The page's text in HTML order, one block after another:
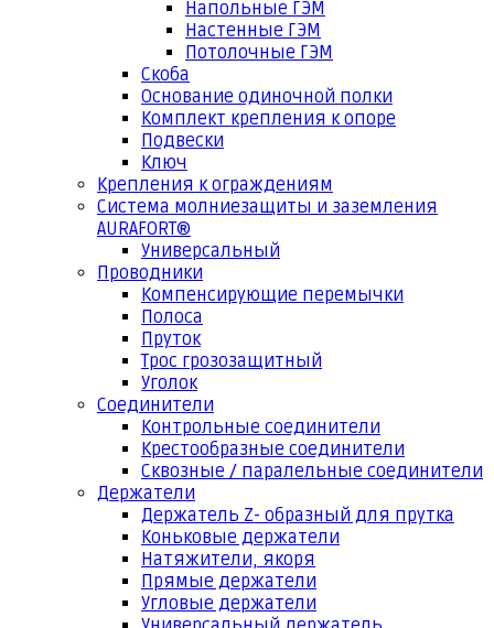
Напольные ГЭМ
Настенные ГЭМ
Потолочные ГЭМ
Скоба
Основание одиночной полки
Комплект крепления к опоре
Подвески
Ключ
Крепления к ограждениям
Система молниезащиты и заземления
AURAFORT®
Универсальный
Проводники
Компенсирующие перемычки
Полоса
Пруток
Трос грозозащитный
Уголок
Соединители
Контрольные соединители
Крестообразные соединители
Сквозные / паралельные соединители
Держатели
Держатель Z- образный для прутка
Коньковые держатели
Натяжители, якоря
Прямые держатели
Угловые держатели